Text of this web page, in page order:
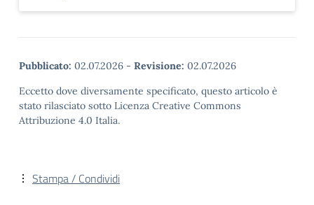
Pubblicato: 02.07.2026 - Revisione: 02.07.2026
Eccetto dove diversamente specificato, questo articolo è
stato rilasciato sotto Licenza Creative Commons
Attribuzione 4.0 Italia.
Stampa / Condividi